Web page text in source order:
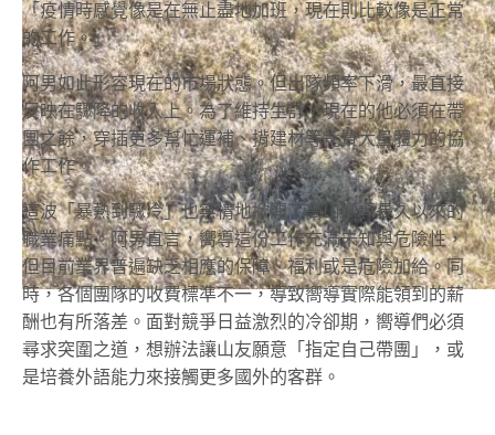
「疫情時感覺像是在無止盡地加班，現在則比較像是正常
的工作。」
阿男如此形容現在的市場狀態。但出隊頻率下滑，最直接
反映在驟降的收入上。為了維持生計，現在的他必須在帶
團之餘，穿插更多幫忙運補、揹建材等耗費大量體力的協
作工作。
這波「暴熱到驟冷」也無情地掀開了高山嚮導長久以來的
職業痛點。阿男直言，嚮導這份工作充滿未知與危險性，
但目前業界普遍缺乏相應的保障、福利或是危險加給。同
時，各個團隊的收費標準不一，導致嚮導實際能領到的薪
酬也有所落差。面對競爭日益激烈的冷卻期，嚮導們必須
尋求突圍之道，想辦法讓山友願意「指定自己帶團」，或
是培養外語能力來接觸更多國外的客群。